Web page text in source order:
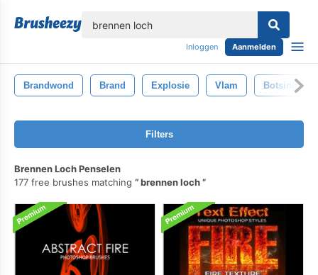
Inloggen Aanmelden
Brandwond Brand Explosie Vlam Botsing
Filters
Brennen Loch Penselen
177 free brushes matching
brennen loch